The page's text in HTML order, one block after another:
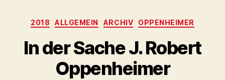
Kategorien
2018 ALLGEMEIN ARCHIV OPPENHEIMER
In der Sache J. Robert
Oppenheimer